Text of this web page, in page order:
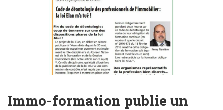
Immo-formation publie un